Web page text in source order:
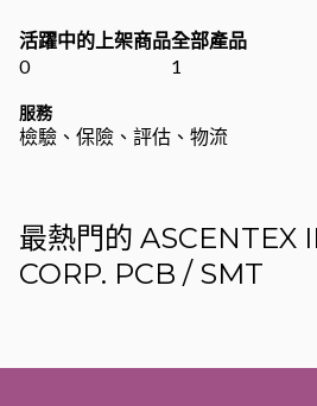
活躍中的上架商品
0
全部產品
1
服務
檢驗、保險、評估、物流
最熱門的 ASCENTEX
CORP. PCB / SMT